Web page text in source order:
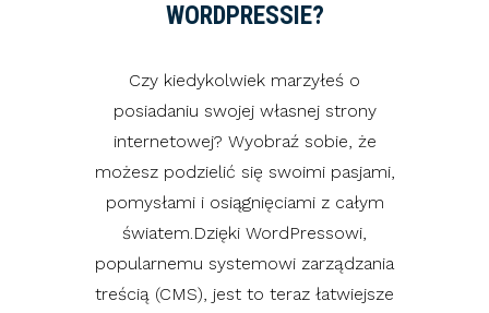
WORDPRESSIE?
Czy kiedykolwiek marzyłeś o
posiadaniu swojej własnej strony
internetowej? Wyobraź sobie, że
możesz podzielić się swoimi pasjami,
pomysłami i osiągnięciami z całym
światem.Dzięki WordPressowi,
popularnemu systemowi zarządzania
treścią (CMS), jest to teraz łatwiejsze